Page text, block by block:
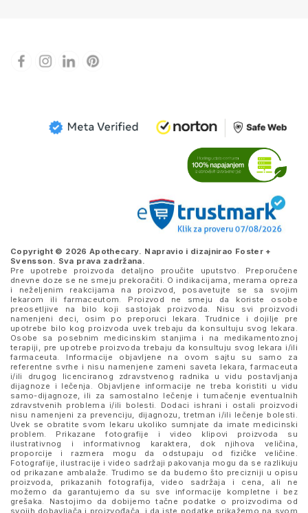
Copyright © 2026 Apothecary. Napravio i dizajnirao Foster +
Svensson. Sva prava zadržana.
Pre upotrebe proizvoda detaljno proučite uputstvo. Preporučene
dnevne doze se ne smeju prekoračiti. O indikacijama, merama opreza
i neželjenim reakcijama na proizvod, posavetujte se sa svojim
lekarom ili farmaceutom. Proizvod ne smeju da koriste osobe
preosetljive na bilo koji sastojak proizvoda. Nisu svi proizvodi
namenjeni deci, osim po preporuci lekara. Trudnice i dojilje pre
upotrebe bilo kog proizvoda uvek trebaju da konsultuju svog lekara.
Osobe sa posebnim medicinskim stanjima i na medikamentoznoj
terapiji, pre upotrebe proizvoda trebaju da konsultuju svog lekara i/ili
farmaceuta. Informacije objavljene na ovom sajtu su samo za
referentne svrhe i nisu namenjene zameni saveta lekara, farmaceuta
i/ili drugog licenciranog zdravstvenog radnika u vidu postavljanja
dijagnoze i lečenja. Objavljene informacije ne treba koristiti u vidu
samo-dijagnoze, ili za samostalno lečenje i tumačenje eventualnih
zdravstvenih problema i/ili bolesti. Dodaci ishrani i ostali proizvodi
nisu namenjeni za prevenciju, dijagnozu, tretman i/ili lečenje bolesti.
Uvek se obratite svom lekaru ukoliko sumnjate da imate medicinski
problem. Prikazane fotografije i video klipovi proizvoda su
ilustrativnog i informativnog karaktera, dok njihova veličina,
proporcije i razmera mogu da odstupaju od fizičke veličine.
Fotografije, ilustracije i video sadržaji pakovanja mogu da se razlikuju
od prikazane ambalaže. Trudimo se da budemo što precizniji u opisu
proizvoda, prikazanih fotografija, video sadržaja i cena, ali ne
možemo da garantujemo da su sve informacije kompletne i bez
grešaka. Nastojimo da dobijemo tačne podatke o proizvodima od